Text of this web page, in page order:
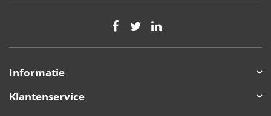
Informatie
Klantenservice